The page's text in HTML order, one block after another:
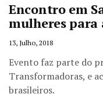
Encontro em
mulheres
13, Julho, 2018
Evento faz parte do
Transformadoras, e
brasileiros.